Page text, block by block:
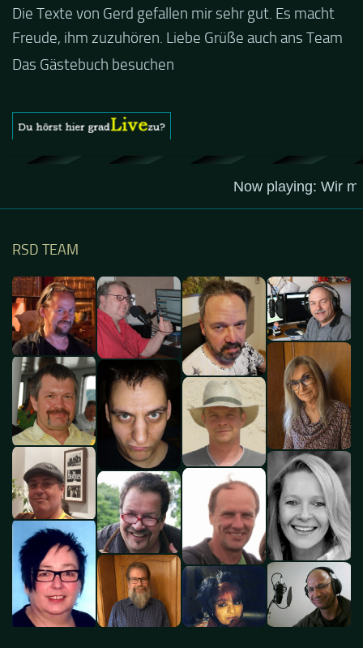
Guten Abend und auch von uns nochmals besten
Dank für die tolle Mucke zur Party! Der aktuelle Live
Stream ist eine schöne Zusammenfassung - Merci...
RSD TEAM